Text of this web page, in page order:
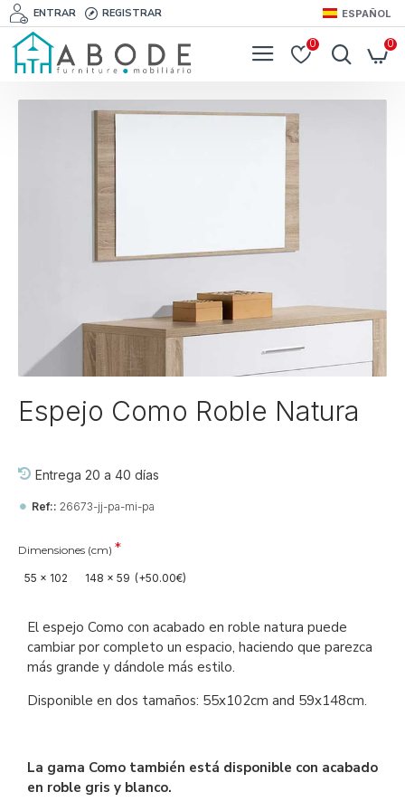
ENTRAR REGISTRAR ESPAÑOL
0 0
Espejo Como Roble Natura
Entrega 20 a 40 días
Ref:: 26673-jj-pa-mi-pa
Dimensiones (cm)
55 x 102 148 x 59 (+50.00€)
El espejo Como con acabado en roble natura puede
cambiar por completo un espacio, haciendo que parezca
más grande y dándole más estilo.
Disponible en dos tamaños: 55x102cm and 59x148cm.
La gama Como también está disponible con acabado
en roble gris y blanco.